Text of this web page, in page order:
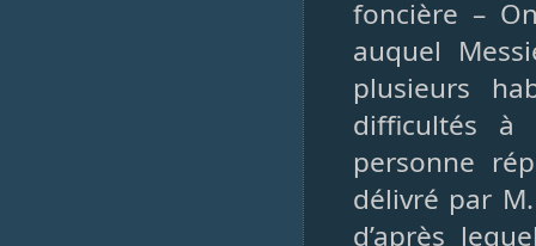
foncière –
auquel
plusieurs
difficultés à
personne
délivré par
d’après